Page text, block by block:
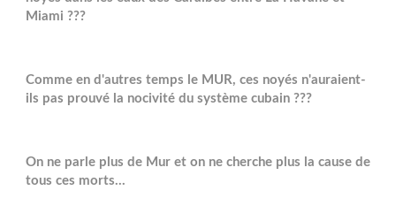
Miami ???
Comme en d'autres temps le MUR, ces noyés n'auraient-
ils pas prouvé la nocivité du système cubain ???
On ne parle plus de Mur et on ne cherche plus la cause de
tous ces morts...